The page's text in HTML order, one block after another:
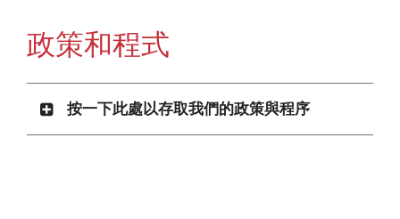
政策和程式
按一下此處以存取我們的政策與程序